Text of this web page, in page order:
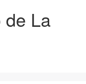
de La